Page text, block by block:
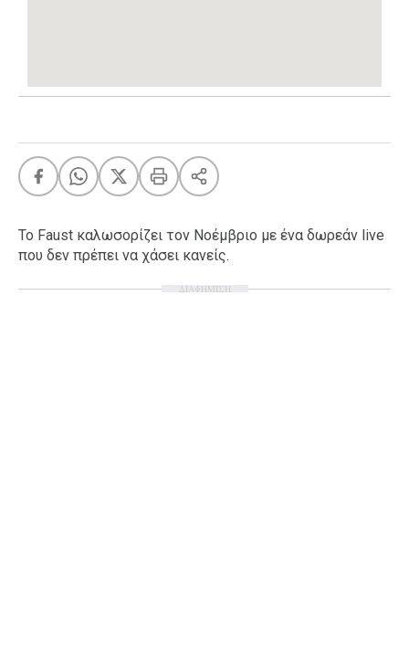
Agenda
Επιλογές
Το Faust καλωσορίζει τον Νοέμβριο με ένα δωρεάν live
που δεν πρέπει να χάσει κανείς.
ΔΙΑΦΗΜΙΣΗ